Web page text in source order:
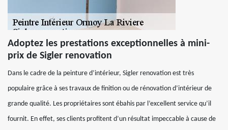
Adoptez les prestations exceptionnelles à mini-
prix de Sigler renovation
Dans le cadre de la peinture d’intérieur, Sigler renovation est très
populaire grâce à ses travaux de finition ou de rénovation d’intérieur de
grande qualité. Les propriétaires sont ébahis par l’excellent service qu’il
fournit. En effet, ses clients profitent d’un résultat impeccable à cause de